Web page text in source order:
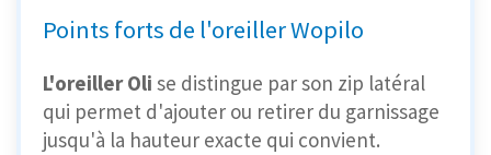
Points forts de l'oreiller Wopilo
L'oreiller Oli se distingue par son zip latéral
qui permet d'ajouter ou retirer du garnissage
jusqu'à la hauteur exacte qui convient.